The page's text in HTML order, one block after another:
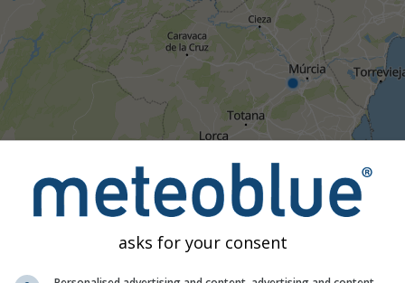
asks for your consent